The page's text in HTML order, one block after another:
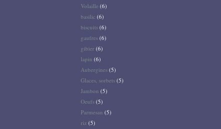
Volaille (6)
basilic (6)
biscuits (6)
gaufres (6)
gibier (6)
lapin (6)
Aubergines (5)
Glaces, sorbets (5)
Jambon (5)
Oeufs (5)
Parmesan (5)
riz (5)